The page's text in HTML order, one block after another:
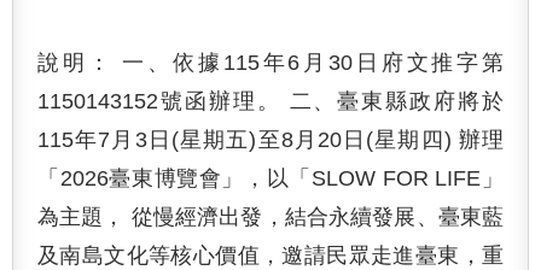
說明： 一、依據115年6月30日府文推字第
1150143152號函辦理。 二、臺東縣政府將於
115年7月3日(星期五)至8月20日(星期四) 辦理
「2026臺東博覽會」，以「SLOW FOR LIFE」
為主題， 從慢經濟出發，結合永續發展、臺東藍
及南島文化等核心價值，邀請民眾走進臺東，重